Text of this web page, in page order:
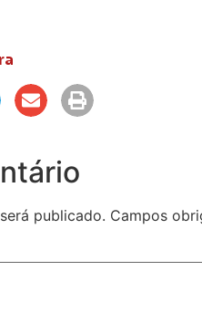
publicado. Campos